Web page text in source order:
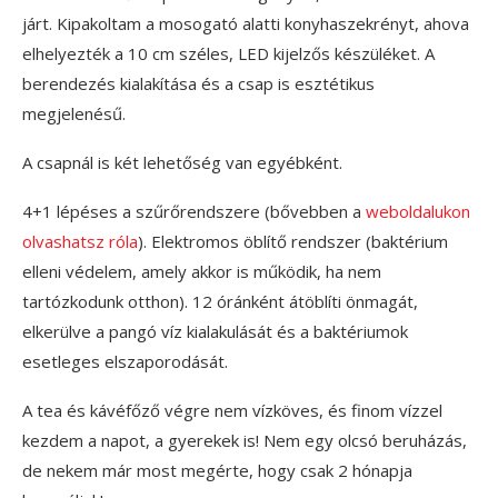
járt. Kipakoltam a mosogató alatti konyhaszekrényt, ahova
elhelyezték a 10 cm széles, LED kijelzős készüléket. A
berendezés kialakítása és a csap is esztétikus
megjelenésű.
A csapnál is két lehetőség van egyébként.
4+1 lépéses a szűrőrendszere (bővebben a weboldalukon
olvashatsz róla). Elektromos öblítő rendszer (baktérium
elleni védelem, amely akkor is működik, ha nem
tartózkodunk otthon). 12 óránként átöblíti önmagát,
elkerülve a pangó víz kialakulását és a baktériumok
esetleges elszaporodását.
A tea és kávéfőző végre nem vízköves, és finom vízzel
kezdem a napot, a gyerekek is! Nem egy olcsó beruházás,
de nekem már most megérte, hogy csak 2 hónapja